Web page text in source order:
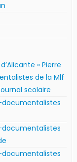
« Pierre
de la Mlf
scolaire
documentalistes
documentalistes
documentalistes